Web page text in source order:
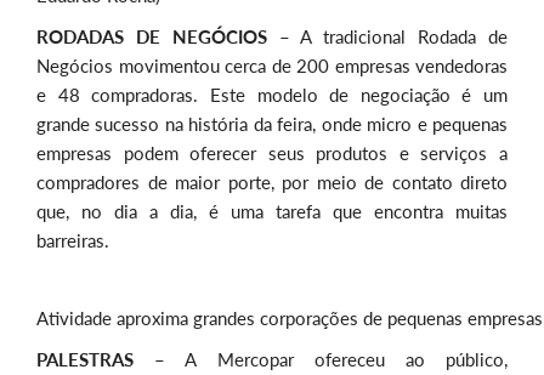
RODADAS DE NEGÓCIOS– A tradicional Rodada de
Negócios movimentou cerca de 200 empresas vendedoras
e 48 compradoras. Este modelo de negociação é um
grande sucesso na história da feira, onde micro e pequenas
empresas podem oferecer seus produtos e serviços a
compradores de maior porte, por meio de contato direto
que, no dia a dia, é uma tarefa que encontra muitas
barreiras.
Atividade aproxima grandes corporações de pequenas
PALESTRAS – A Mercopar ofereceu ao público,